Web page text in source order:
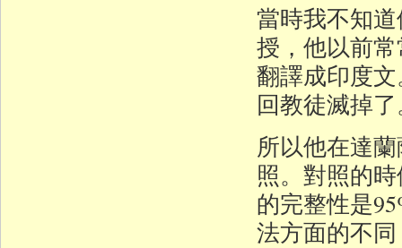
當時我不知
授，他以前
翻譯成印度
回教徒滅掉
所以他在達
照。對照的
的完整性是
法方面的不